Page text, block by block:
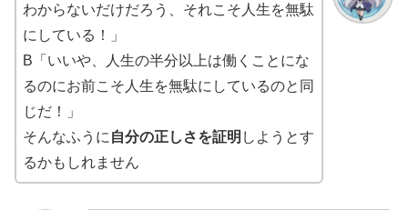
わからないだけだろう、それこそ人生を無駄
にしている！」
B「いいや、人生の半分以上は働くことにな
るのにお前こそ人生を無駄にしているのと同
じだ！」
そんなふうに 自分の正しさを証明 しようとす
るかもしれません